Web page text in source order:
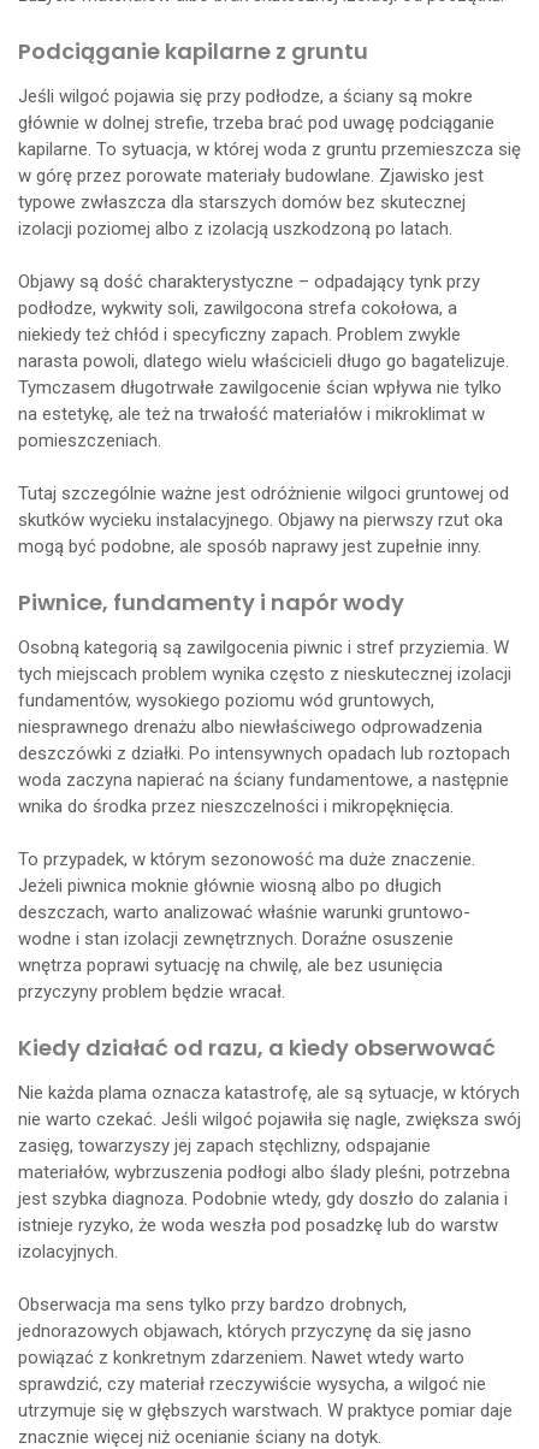
Podciąganie kapilarne z gruntu
Jeśli wilgoć pojawia się przy podłodze, a ściany są mokre
głównie w dolnej strefie, trzeba brać pod uwagę podciąganie
kapilarne. To sytuacja, w której woda z gruntu przemieszcza się
w górę przez porowate materiały budowlane. Zjawisko jest
typowe zwłaszcza dla starszych domów bez skutecznej
izolacji poziomej albo z izolacją uszkodzoną po latach.
Objawy są dość charakterystyczne – odpadający tynk przy
podłodze, wykwity soli, zawilgocona strefa cokołowa, a
niekiedy też chłód i specyficzny zapach. Problem zwykle
narasta powoli, dlatego wielu właścicieli długo go bagatelizuje.
Tymczasem długotrwałe zawilgocenie ścian wpływa nie tylko
na estetykę, ale też na trwałość materiałów i mikroklimat w
pomieszczeniach.
Tutaj szczególnie ważne jest odróżnienie wilgoci gruntowej od
skutków wycieku instalacyjnego. Objawy na pierwszy rzut oka
mogą być podobne, ale sposób naprawy jest zupełnie inny.
Piwnice, fundamenty i napór wody
Osobną kategorią są zawilgocenia piwnic i stref przyziemia. W
tych miejscach problem wynika często z nieskutecznej izolacji
fundamentów, wysokiego poziomu wód gruntowych,
niesprawnego drenażu albo niewłaściwego odprowadzenia
deszczówki z działki. Po intensywnych opadach lub roztopach
woda zaczyna napierać na ściany fundamentowe, a następnie
wnika do środka przez nieszczelności i mikropęknięcia.
To przypadek, w którym sezonowość ma duże znaczenie.
Jeżeli piwnica moknie głównie wiosną albo po długich
deszczach, warto analizować właśnie warunki gruntowo-
wodne i stan izolacji zewnętrznych. Doraźne osuszenie
wnętrza poprawi sytuację na chwilę, ale bez usunięcia
przyczyny problem będzie wracał.
Kiedy działać od razu, a kiedy obserwować
Nie każda plama oznacza katastrofę, ale są sytuacje, w których
nie warto czekać. Jeśli wilgoć pojawiła się nagle, zwiększa swój
zasięg, towarzyszy jej zapach stęchlizny, odspajanie
materiałów, wybrzuszenia podłogi albo ślady pleśni, potrzebna
jest szybka diagnoza. Podobnie wtedy, gdy doszło do zalania i
istnieje ryzyko, że woda weszła pod posadzkę lub do warstw
izolacyjnych.
Obserwacja ma sens tylko przy bardzo drobnych,
jednorazowych objawach, których przyczynę da się jasno
powiązać z konkretnym zdarzeniem. Nawet wtedy warto
sprawdzić, czy materiał rzeczywiście wysycha, a wilgoć nie
utrzymuje się w głębszych warstwach. W praktyce pomiar daje
znacznie więcej niż ocenianie ściany na dotyk.